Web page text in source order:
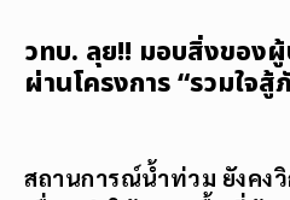
วทบ. ลุย!! มอบสิ่งของ
ผ่านโครงการ “รวมใจ
สถานการณ์น้ำท่วม ยังคง